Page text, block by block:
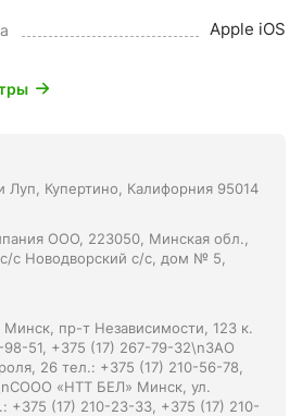
Apple iOS
Купертино, Калифорния 95014
ООО, 223050, Минская обл.,
с Новодворский с/с, дом № 5,
пр-т Независимости, 123 к.
98-51, +375 (17) 267-79-32\nЗАО
26 тел.: +375 (17) 210-56-78,
«НТТ БЕЛ» Минск, ул.
+375 (17) 210-23-33, +375 (17) 210-